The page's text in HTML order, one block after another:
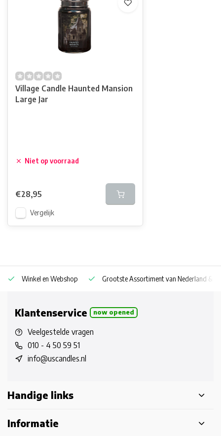
Village Candle Haunted Mansion
Large Jar
Niet op voorraad
€28,95
Vergelijk
Winkel en Webshop Grootste Assortiment van Nederland &
Klantenservice now opened
Veelgestelde vragen
010 - 4 50 59 51
info@uscandles.nl
Handige links
Informatie